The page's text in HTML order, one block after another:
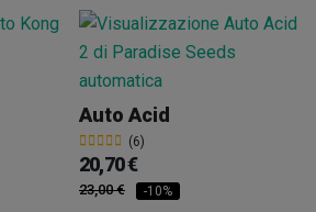
Auto Acid
(6)
20,70 €
23,00 € -10%